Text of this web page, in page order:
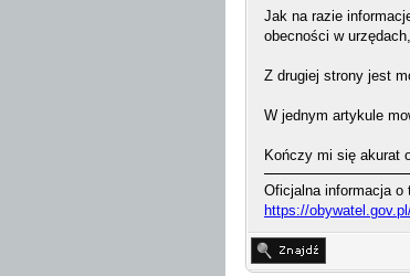
Jak na razie
obecności w
Z drugiej strony jest
W jednym artykule
Kończy mi się akurat
Oficjalna informacja o
https://